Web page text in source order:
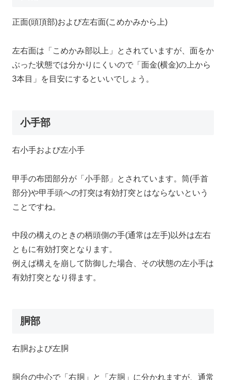
正面(頭頂部)および左右面(こめかみから上)
左右面は「こめかみ部以上」とされていますが、面をか
ぶった状態では分かりにくいので「面金(横金)の上から
3本目」を目安にするといいでしょう。
小手部
右小手および左小手
甲手の布団部分が「小手部」とされています。筒(手首
部分)や甲手頭への打突は有効打突とはならないという
ことですね。
中段の構えのときの柄頭側の手(通常は左手)以外は左右
ともに有効打突となります。
例えば構えを崩して防御した場合、その状態の左小手は
有効打突となり得ます。
胴部
右胴および左胴
胴台の中心で「右胴」と「左胴」に分かれますが、通常